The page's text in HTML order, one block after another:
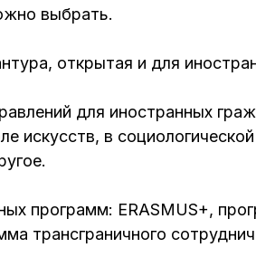
выбрать.
открытая и для
для иностранных
искусств, в
программ: ERASMUS+,
трансграничного